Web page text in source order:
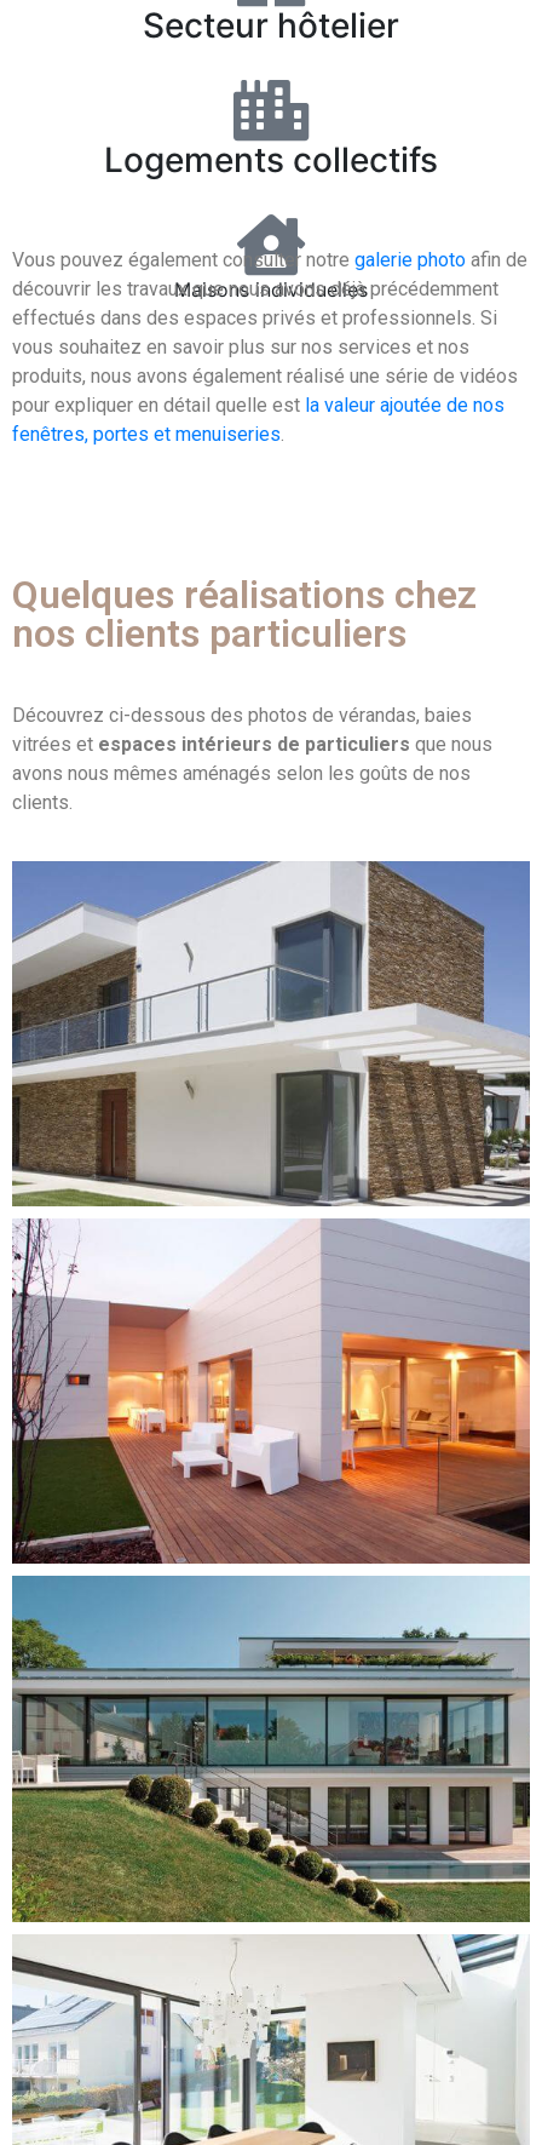
Maisons individuelles
Logements collectifs
Secteur hôtelier
Vous pouvez également consulter notre galerie photo afin de
découvrir les travaux que nous avons déjà précédemment
effectués dans des espaces privés et professionnels. Si
vous souhaitez en savoir plus sur nos services et nos
produits, nous avons également réalisé une série de vidéos
pour expliquer en détail quelle est la valeur ajoutée de nos
fenêtres, portes et menuiseries.
Quelques réalisations chez
nos clients particuliers
Découvrez ci-dessous des photos de vérandas, baies
vitrées et espaces intérieurs de particuliers que nous
avons nous mêmes aménagés selon les goûts de nos
clients.